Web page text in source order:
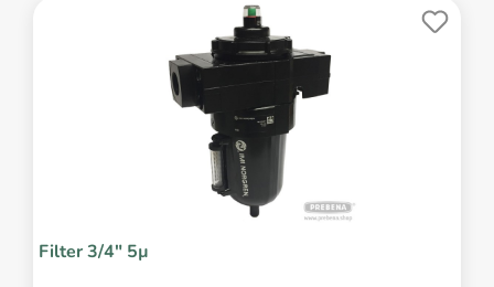
Filter 3/4" 5µ